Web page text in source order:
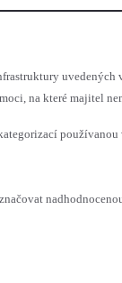
uvedených
na které majitel